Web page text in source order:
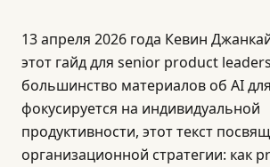
13 апреля 2026 года Кевин
этот гайд для senior product
большинство материалов об AI
фокусируется на индивидуальной
продуктивности, этот текст
организационной стратегии: как